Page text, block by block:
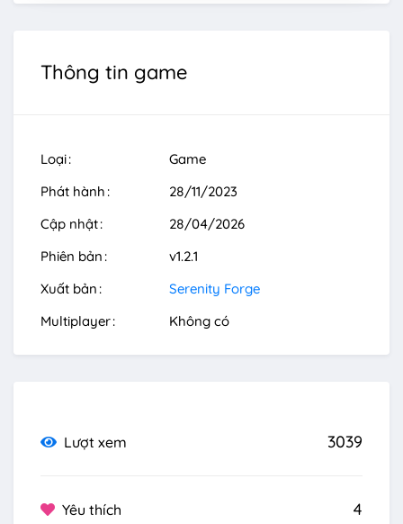
Thông tin game
Loại
Game
Phát hành
28/11/2023
Cập nhật
28/04/2026
Phiên bản
v1.2.1
Xuất bản
Serenity Forge
Multiplayer
Không có
Lượt xem 3039
Yêu thích 4